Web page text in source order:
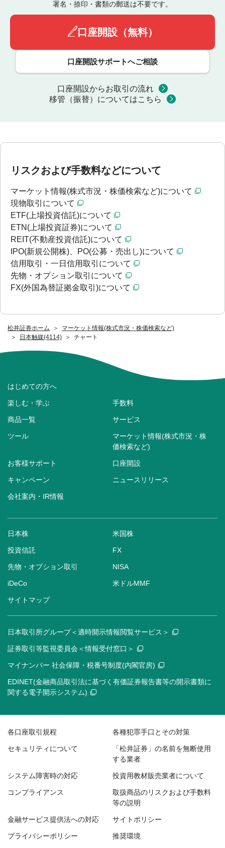
松井証券ホーム
マーケット情報(株式市況・株価検索など)
日本触媒(4114)
チャート
署名・捺印・書類の郵送は不要です。
口座開設（無料）
口座開設サポートへご相談
口座開設からお取引の流れ
移管（振替）についてはこちら
リスクおよび手数料などについて
マーケット情報(株式市況・株価検索など)について
現物取引について
ETF(上場投資信託)について
ETN(上場投資証券)について
REIT(不動産投資信託)について
IPO(新規公開株)、PO(公募・売出し)について
信用取引・一日信用取引について
先物・オプション取引について
FX(外国為替証拠金取引)について
はじめての方へ
楽しむ・学ぶ 手数料
商品一覧 サービス
ツール
マーケット情報(株式市況・株
価検索など)
お客様サポート 口座開設
キャンペーン ニュースリリース
会社案内・IR情報
日本株 米国株
投資信託 FX
先物・オプション取引 NISA
iDeCo 米ドルMMF
サイトマップ
日本取引所グループ＜適時開示情報閲覧サービス＞
証券取引等監視委員会＜情報受付窓口＞
マイナンバー 社会保障・税番号制度(内閣官房)
EDINET(金融商品取引法に基づく有価証券報告書等の開示書類に
関する電子開示システム)
各口座取引規程 各種犯罪手口とその対策
セキュリティについて
「松井証券」の名前を無断使用
する業者
システム障害時の対応 投資用教材販売業者について
コンプライアンス
取扱商品のリスクおよび手数料
等の説明
金融サービス提供法への対応 サイトポリシー
プライバシーポリシー 推奨環境